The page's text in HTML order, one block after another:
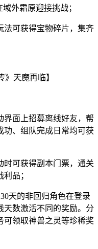
外霜原迎接挑战；
法可获得宝物碎片，集齐
》天魔再临】
界面上招募离线好友，帮
功、组队完成日常均可获
时可获得副本门票，通关
品；
天的非回归角色在登录
天数激活不同的奖励。分
可领取神兽之灵等珍稀奖